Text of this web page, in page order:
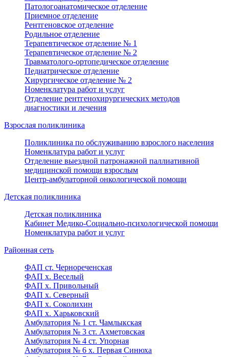
Патологоанатомическое отделение
Приемное отделение
Рентгеновское отделение
Родильное отделение
Терапевтическое отделение № 1
Терапевтическое отделение № 2
Травматолого-ортопедическое отделение
Педиатрическое отделение
Хирургическое отделение № 2
Номенклатура работ и услуг
Отделение рентгенохирургических методов
диагностики и лечения
Взрослая поликлиника
Поликлиника по обслуживанию взрослого населения
Номенклатура работ и услуг
Отделение выездной патронажной паллиативной
медицинской помощи взрослым
Центр-амбулаторной онкологической помощи
Детская поликлиника
Детская поликлиника
Кабинет Медико-Социально-психологической помощи
Номенклатура работ и услуг
Районная сеть
ФАП ст. Чернореченская
ФАП х. Веселый
ФАП х. Привольный
ФАП х. Северный
ФАП х. Соколихин
ФАП х. Харьковский
Амбулатория № 1 ст. Чамлыкская
Амбулатория № 3 ст. Ахметовская
Амбулатория № 4 ст. Упорная
Амбулатория № 6 х. Первая Синюха